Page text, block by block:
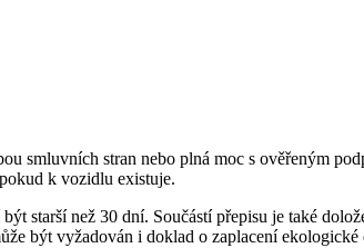
smluvních stran nebo plná moc s ověřeným
k vozidlu existuje.
starší než 30 dní. Součástí přepisu je také
být vyžadován i doklad o zaplacení ekologické